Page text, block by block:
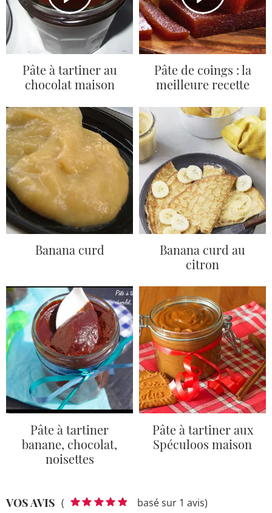
Pâte à tartiner au
chocolat maison
Pâte de coings : la
meilleure recette
Banana curd
Banana curd au
citron
Pâte à tartiner
banane, chocolat,
noisettes
Pâte à tartiner aux
Spéculoos maison
VOS AVIS ( basé sur 1 avis)